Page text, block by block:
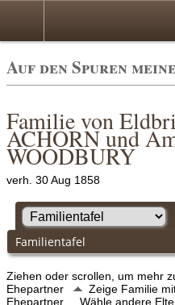
Auf den Spuren
Familie von
ACHORN und
WOODBURY
verh. 30 Aug 1858
Familientafel
Ziehen oder scrollen, um mehr
Ehepartner
Zeige Familie
Ehepartner
Wähle andere